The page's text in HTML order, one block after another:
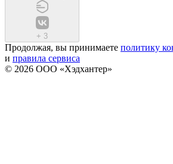
+ 3
Продолжая, вы принимаете политику
и правила сервиса
© 2026 ООО «Хэдхантер»